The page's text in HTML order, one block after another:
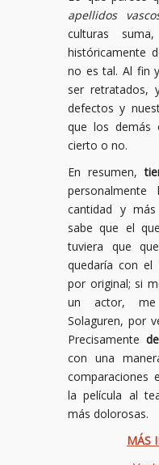
apellidos
culturas
históricamente
no es tal. Al fin
ser retratados,
defectos y
que los demás
cierto o no.
En resumen,
personalmente
cantidad y
sabe que el
tuviera que
quedaría con el
por original; si
un actor, me
Solaguren, por
Precisamente
con una
comparaciones
la película al
más dolorosas.
MÁS